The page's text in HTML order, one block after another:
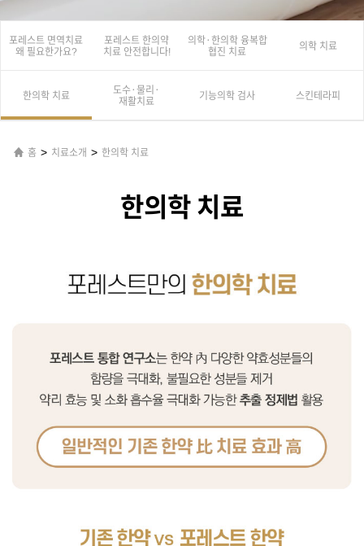
포레스트 면역치료
왜 필요한가요?
포레스트 한의약
치료 안전합니다!
의학·한의학 융복합
협진 치료
의학 치료
한의학 치료
도수·물리·
재활치료
기능의학 검사 스킨테라피
홈 > 치료소개 > 한의학 치료
한의학 치료